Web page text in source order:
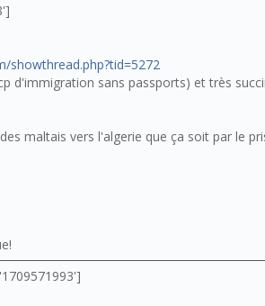
showthread.php?tid=5272
d'immigration sans passports) et très
maltais vers l'algerie que ça soit par le